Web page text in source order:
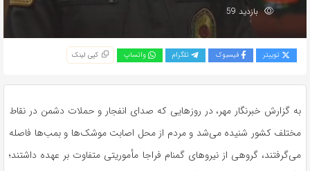
بازدید 59
توییتر فیسبوک تلگرام واتساپ کپی لینک
به گزارش خبرنگار مهر، در روزهایی که صدای انفجار و حملات دشمن در نقاط
مختلف کشور شنیده می‌شد و مردم از محل اصابت موشک‌ها و بمب‌ها فاصله
می‌گرفتند، گروهی از نیروهای گمنام فراجا مأموریتی متفاوت بر عهده داشتند؛